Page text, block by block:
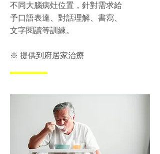
不同大腦病灶位置，針對需求給
予口語表達、對話理解、書寫、
文字閱讀等訓練。
​※ 提供到府居家治療